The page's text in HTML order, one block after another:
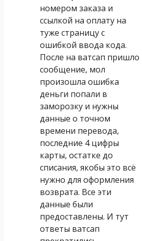
номером заказа и
ссылкой на оплату на
туже страницу с
ошибкой ввода кода.
После на ватсап пришло
сообщение, мол
произошла ошибка
деньги попали в
заморозку и нужны
данные о точном
времени перевода,
последние 4 цифры
карты, остатке до
списания, якобы это всё
нужно для оформления
возврата. Все эти
данные были
предоставлены. И тут
ответы ватсап